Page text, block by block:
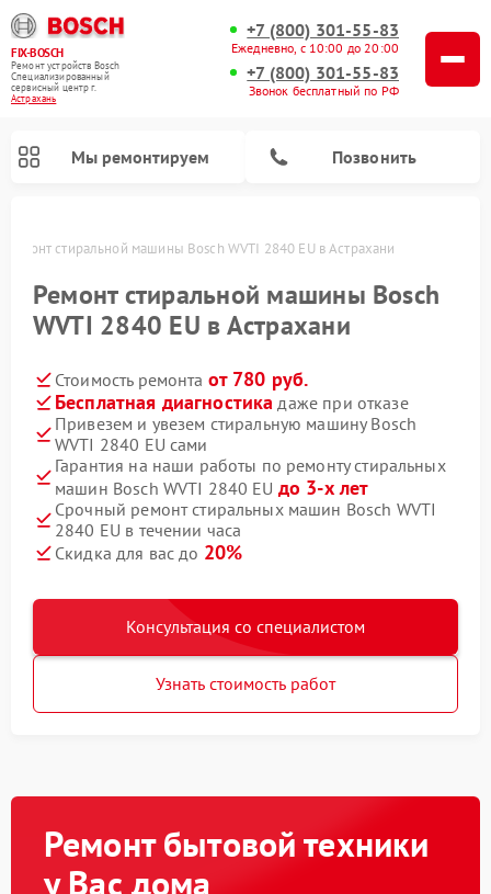
FIX-BOSCH
Ремонт устройств Bosch
Специализированный
cервисный центр г.
Астрахань
+7 (800) 301-55-83
Ежедневно, с 10:00 до 20:00
+7 (800) 301-55-83
Звонок бесплатный по РФ
Мы ремонтируем Позвонить
Ремонт стиральной машины Bosch WVTI 2840 EU в Астрахани
Ремонт стиральной машины Bosch
WVTI 2840 EU в Астрахани
Стоимость ремонта от 780 руб.
Бесплатная диагностика даже при отказе
Привезем и увезем стиральную машину Bosch
WVTI 2840 EU сами
Гарантия на наши работы по ремонту стиральных
машин Bosch WVTI 2840 EU до 3-х лет
Срочный ремонт стиральных машин Bosch WVTI
2840 EU в течении часа
Скидка для вас до 20%
Консультация со специалистом
Узнать стоимость работ
Ремонт бытовой техники
у Вас дома